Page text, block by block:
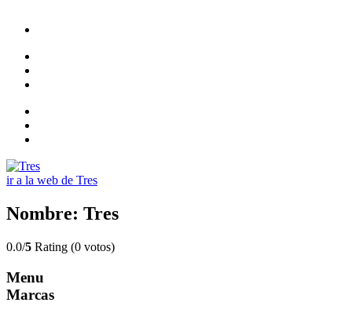
ir a la web de Tres
Nombre: Tres
0.0/5 Rating (0 votos)
Menu
Marcas